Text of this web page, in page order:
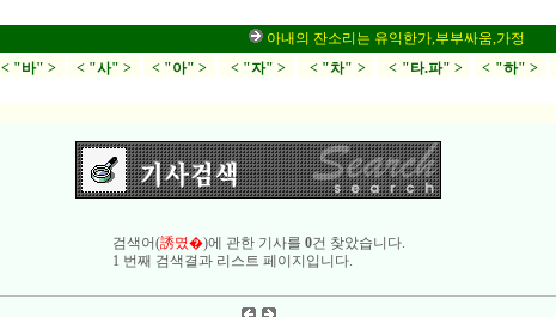
아내의 잔소리는 유익한가,부부싸움,가정
< "바" > < "사" > < "아" > < "자" > < "차" > < "타.파" > < "하" >
검색어(誘몄�)에 관한 기사를 0건 찾았습니다.
1 번째 검색결과 리스트 페이지입니다.